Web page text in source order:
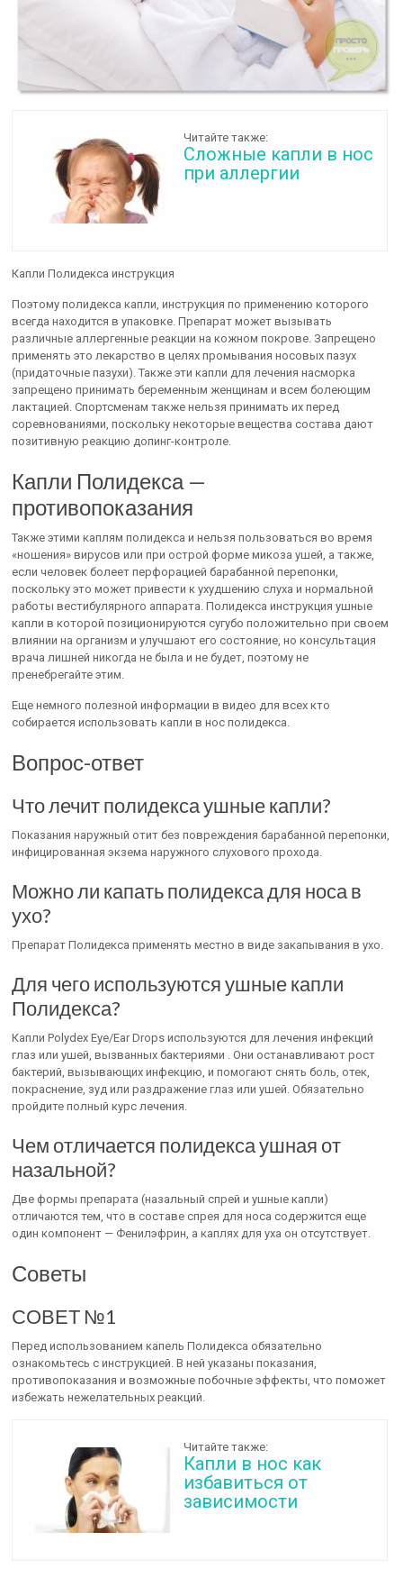
Читайте также:
Сложные капли в нос
при аллергии
Капли Полидекса инструкция
Поэтому полидекса капли, инструкция по применению которого
всегда находится в упаковке. Препарат может вызывать
различные аллергенные реакции на кожном покрове. Запрещено
применять это лекарство в целях промывания носовых пазух
(придаточные пазухи). Также эти капли для лечения насморка
запрещено принимать беременным женщинам и всем болеющим
лактацией. Спортсменам также нельзя принимать их перед
соревнованиями, поскольку некоторые вещества состава дают
позитивную реакцию допинг-контроле.
Капли Полидекса —
противопоказания
Также этими каплям полидекса и нельзя пользоваться во время
«ношения» вирусов или при острой форме микоза ушей, а также,
если человек болеет перфорацией барабанной перепонки,
поскольку это может привести к ухудшению слуха и нормальной
работы вестибулярного аппарата. Полидекса инструкция ушные
капли в которой позиционируются сугубо положительно при своем
влиянии на организм и улучшают его состояние, но консультация
врача лишней никогда не была и не будет, поэтому не
пренебрегайте этим.
Еще немного полезной информации в видео для всех кто
собирается использовать капли в нос полидекса.
Вопрос-ответ
Что лечит полидекса ушные капли?
Показания наружный отит без повреждения барабанной перепонки,
инфицированная экзема наружного слухового прохода.
Можно ли капать полидекса для носа в
ухо?
Препарат Полидекса применять местно в виде закапывания в ухо.
Для чего используются ушные капли
Полидекса?
Капли Polydex Eye/Ear Drops используются для лечения инфекций
глаз или ушей, вызванных бактериями . Они останавливают рост
бактерий, вызывающих инфекцию, и помогают снять боль, отек,
покраснение, зуд или раздражение глаз или ушей. Обязательно
пройдите полный курс лечения.
Чем отличается полидекса ушная от
назальной?
Две формы препарата (назальный спрей и ушные капли)
отличаются тем, что в составе спрея для носа содержится еще
один компонент — Фенилэфрин, а каплях для уха он отсутствует.
Советы
СОВЕТ №1
Перед использованием капель Полидекса обязательно
ознакомьтесь с инструкцией. В ней указаны показания,
противопоказания и возможные побочные эффекты, что поможет
избежать нежелательных реакций.
Читайте также:
Капли в нос как
избавиться от
зависимости